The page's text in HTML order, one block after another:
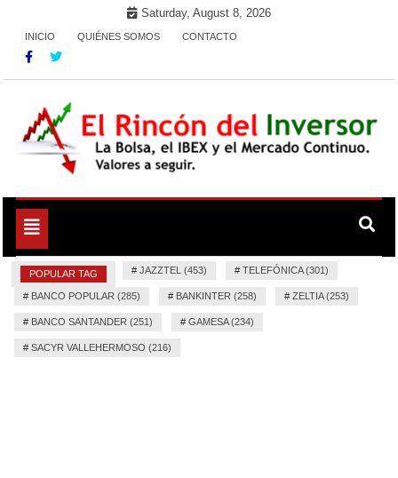
content
Saturday, August 8, 2026
INICIO QUIÉNES SOMOS CONTACTO
El Rincón del Inversor
Toggle
navigation
POPULAR TAG # JAZZTEL (453) # TELEFÓNICA (301)
# BANCO POPULAR (285) # BANKINTER (258) # ZELTIA (253)
# BANCO SANTANDER (251) # GAMESA (234)
# SACYR VALLEHERMOSO (216)